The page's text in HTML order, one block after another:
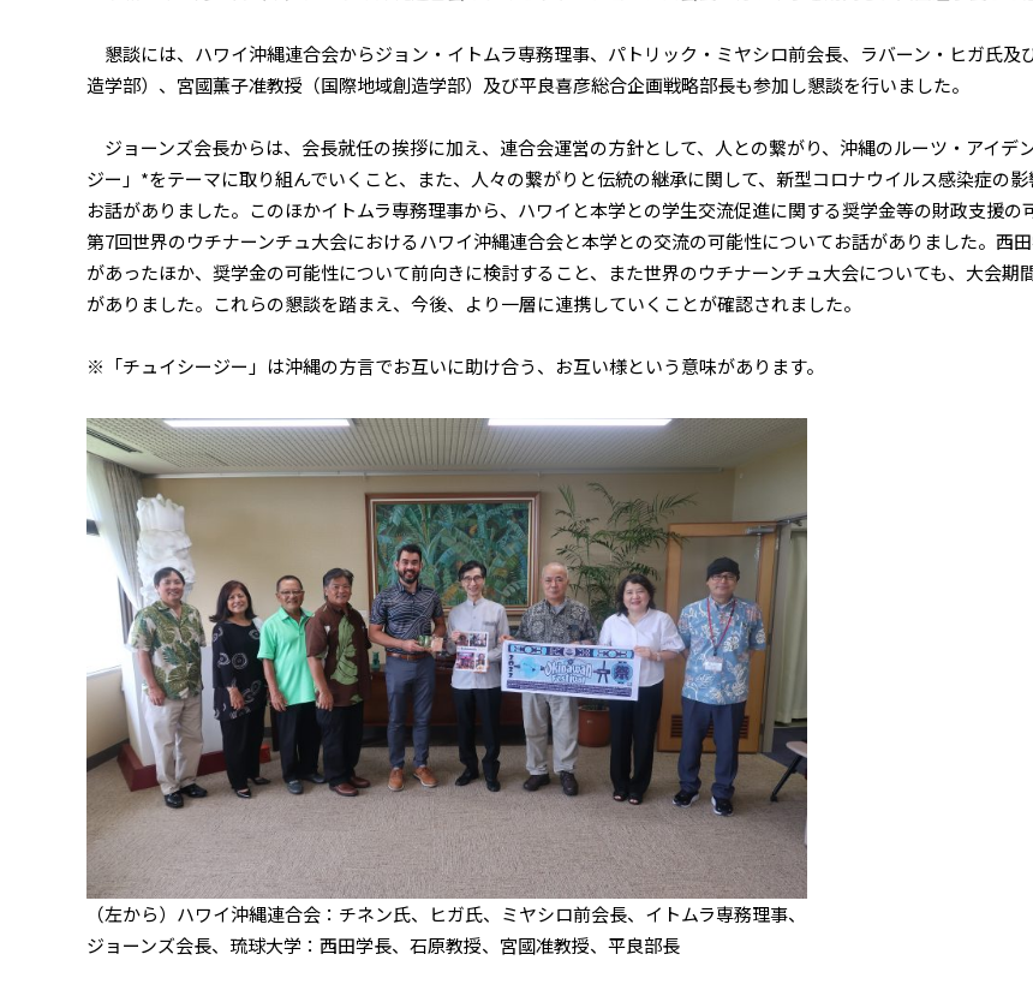
懇談には、ハワイ沖縄連合会からジョン・イトムラ専務理事、パトリック・ミヤシロ前会長、ラバーン・ヒガ氏
造学部）、宮國薫子准教授（国際地域創造学部）及び平良喜彦総合企画戦略部長も参加し懇談を行いました。
ジョーンズ会長からは、会長就任の挨拶に加え、連合会運営の方針として、人との繋がり、沖縄のルーツ・アイデ
ジー」*をテーマに取り組んでいくこと、また、人々の繋がりと伝統の継承に関して、新型コロナウイルス感染症の
お話がありました。このほかイトムラ専務理事から、ハワイと本学との学生交流促進に関する奨学金等の財政支援
第7回世界のウチナーンチュ大会におけるハワイ沖縄連合会と本学との交流の可能性についてお話がありました。西
があったほか、奨学金の可能性について前向きに検討すること、また世界のウチナーンチュ大会についても、大会
がありました。これらの懇談を踏まえ、今後、より一層に連携していくことが確認されました。
※「チュイシージー」は沖縄の方言でお互いに助け合う、お互い様という意味があります。
（左から）ハワイ沖縄連合会：チネン氏、ヒガ氏、ミヤシロ前会長、イトムラ専務理事、
ジョーンズ会長、琉球大学：西田学長、石原教授、宮國准教授、平良部長